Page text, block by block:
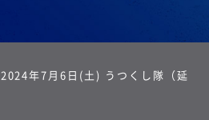
2024年7月6日(土) うつくし隊（延